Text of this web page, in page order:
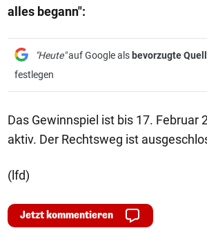
alles begann":
"Heute"auf Google als bevorzugte
festlegen
Das Gewinnspiel ist bis 17. Februar
aktiv. Der Rechtsweg ist
(lfd)
Jetzt kommentieren